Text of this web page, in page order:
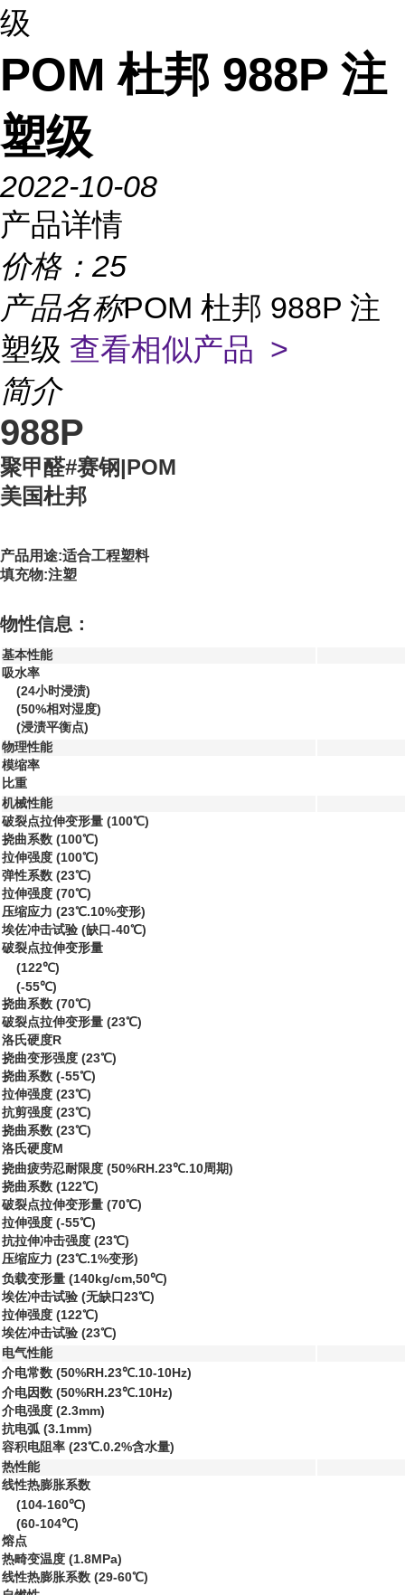
级
POM 杜邦 988P 注
塑级
2022-10-08
产品详情
价格： 25
产品名称POM 杜邦 988P 注
塑级 查看相似产品 >
简介
988P
聚甲醛#赛钢|POM
美国杜邦
产品用途:适合工程塑料
填充物:注塑
物性信息：
基本性能
吸水率
(24小时浸渍)
(50%相对湿度)
(浸渍平衡点)
物理性能
模缩率
比重
机械性能
破裂点拉伸变形量 (100℃)
挠曲系数 (100℃)
拉伸强度 (100℃)
弹性系数 (23℃)
拉伸强度 (70℃)
压缩应力 (23℃.10%变形)
埃佐冲击试验 (缺口-40℃)
破裂点拉伸变形量
(122℃)
(-55℃)
挠曲系数 (70℃)
破裂点拉伸变形量 (23℃)
洛氏硬度R
挠曲变形强度 (23℃)
挠曲系数 (-55℃)
拉伸强度 (23℃)
抗剪强度 (23℃)
挠曲系数 (23℃)
洛氏硬度M
挠曲疲劳忍耐限度 (50%RH.23℃.10周期)
挠曲系数 (122℃)
破裂点拉伸变形量 (70℃)
拉伸强度 (-55℃)
抗拉伸冲击强度 (23℃)
压缩应力 (23℃.1%变形)
负载变形量 (140kg/cm,50℃)
埃佐冲击试验 (无缺口23℃)
拉伸强度 (122℃)
埃佐冲击试验 (23℃)
电气性能
介电常数 (50%RH.23℃.10-10Hz)
介电因数 (50%RH.23℃.10Hz)
介电强度 (2.3mm)
抗电弧 (3.1mm)
容积电阻率 (23℃.0.2%含水量)
热性能
线性热膨胀系数
(104-160℃)
(60-104℃)
熔点
热畸变温度 (1.8MPa)
线性热膨胀系数 (29-60℃)